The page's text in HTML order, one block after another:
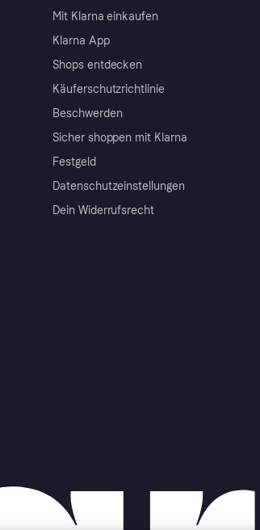
Mit Klarna einkaufen
Klarna App
Shops entdecken
Käuferschutzrichtlinie
Beschwerden
Sicher shoppen mit Klarna
Festgeld
Datenschutzeinstellungen
Dein Widerrufsrecht